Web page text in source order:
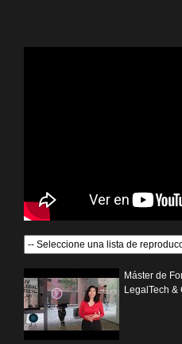
Máster de
LegalTech &